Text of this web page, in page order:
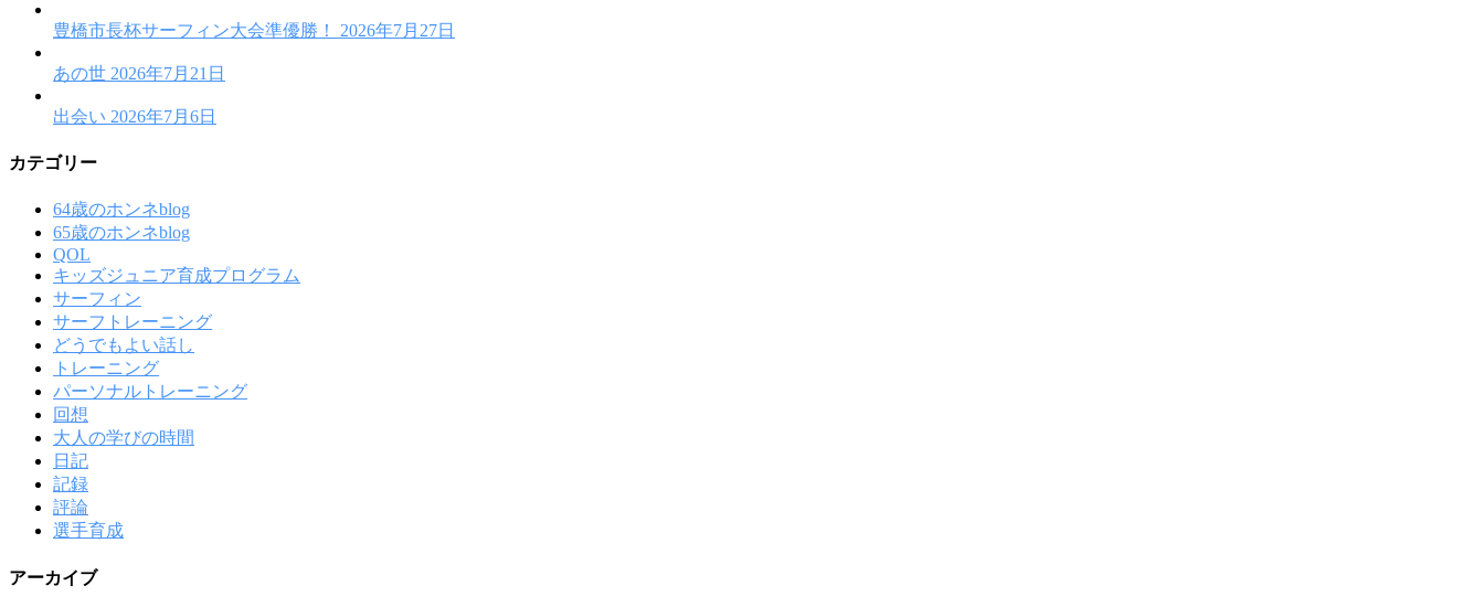
豊橋市長杯サーフィン大会準優勝！ 2026年7月27日
あの世 2026年7月21日
出会い 2026年7月6日
カテゴリー
64歳のホンネblog
65歳のホンネblog
QOL
キッズジュニア育成プログラム
サーフィン
サーフトレーニング
どうでもよい話し
トレーニング
パーソナルトレーニング
回想
大人の学びの時間
日記
記録
評論
選手育成
アーカイブ